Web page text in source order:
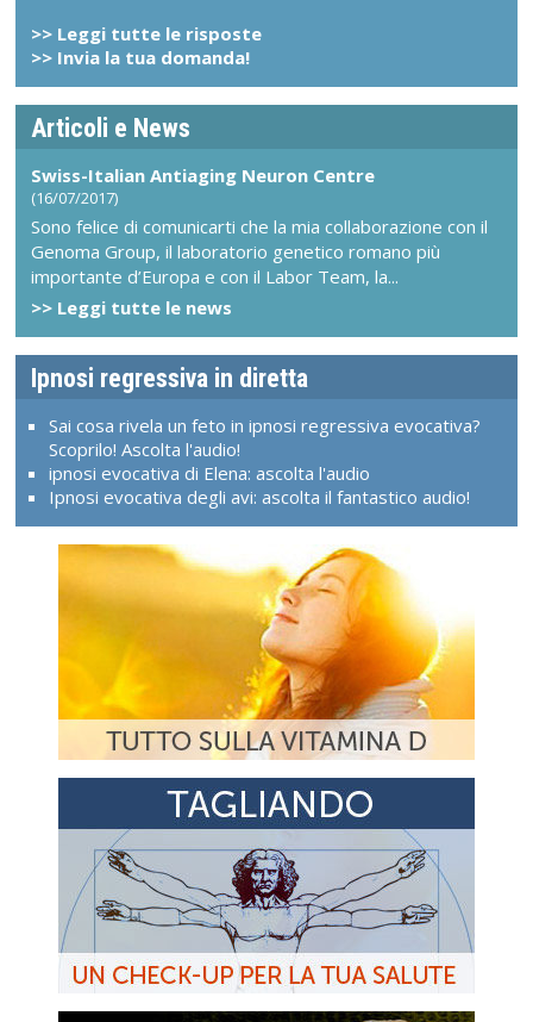
>> Leggi tutte le risposte
>> Invia la tua domanda!
Articoli e News
Swiss-Italian Antiaging Neuron Centre
(16/07/2017)
Sono felice di comunicarti che la mia collaborazione con il
Genoma Group, il laboratorio genetico romano più
importante d’Europa e con il Labor Team, la...
>> Leggi tutte le news
Ipnosi regressiva in diretta
Sai cosa rivela un feto in ipnosi regressiva evocativa?
Scoprilo! Ascolta l'audio!
ipnosi evocativa di Elena: ascolta l'audio
Ipnosi evocativa degli avi: ascolta il fantastico audio!